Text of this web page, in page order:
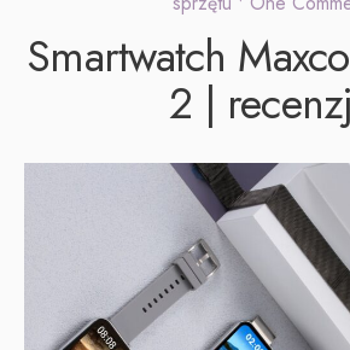
Smartwatch
2 |